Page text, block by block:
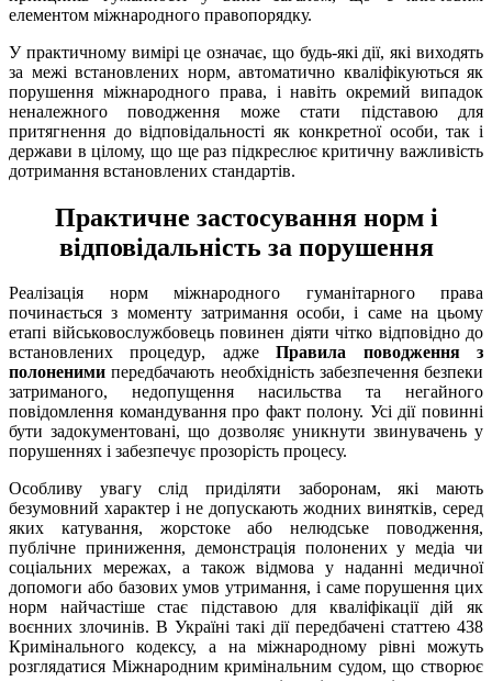
елементом міжнародного правопорядку.
У практичному вимірі це означає, що будь-які дії, які виходять
за межі встановлених норм, автоматично кваліфікуються як
порушення міжнародного права, і навіть окремий випадок
неналежного поводження може стати підставою для
притягнення до відповідальності як конкретної особи, так і
держави в цілому, що ще раз підкреслює критичну важливість
дотримання встановлених стандартів.
Практичне застосування норм і
відповідальність за порушення
Реалізація норм міжнародного гуманітарного права
починається з моменту затримання особи, і саме на цьому
етапі військовослужбовець повинен діяти чітко відповідно до
встановлених процедур, аджеПравила поводження з
полоненими передбачають необхідність забезпечення безпеки
затриманого, недопущення насильства та негайного
повідомлення командування про факт полону. Усі дії повинні
бути задокументовані, що дозволяє уникнути звинувачень у
порушеннях і забезпечує прозорість процесу.
Особливу увагу слід приділяти заборонам, які мають
безумовний характер і не допускають жодних винятків, серед
яких катування, жорстоке або нелюдське поводження,
публічне приниження, демонстрація полонених у медіа чи
соціальних мережах, а також відмова у наданні медичної
допомоги або базових умов утримання, і саме порушення цих
норм найчастіше стає підставою для кваліфікації дій як
воєнних злочинів. В Україні такі дії передбачені статтею 438
Кримінального кодексу, а на міжнародному рівні можуть
розглядатися Міжнародним кримінальним судом, що створює